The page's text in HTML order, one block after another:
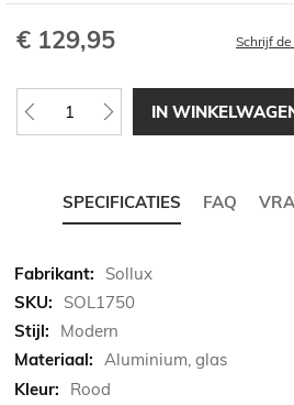
€ 129,95 Schrijf
IN
SPECIFICATIES FAQ
Meer
informatie
Sollux
SOL1750
Modern
Aluminium, glas
Rood